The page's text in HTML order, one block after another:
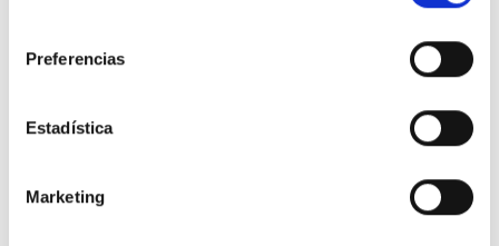
Preferencias
Estadística
Marketing
AYUDARTE?